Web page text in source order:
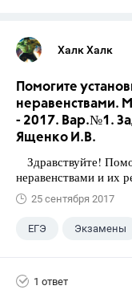
Халк Халк
Помогите
неравенствами.
- 2017. Вар.№1.
Ященко И.В.
Здравствуйте!
неравенствами и их
25 сентября 2017
ЕГЭ Экзамены
1 ответ